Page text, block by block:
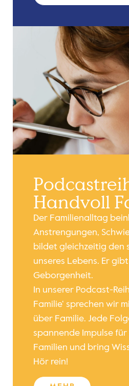
Handvoll
Der Familienalltag
Anstrengungen,
bildet gleichzeitig den
unseres Lebens. Er
Geborgenheit.
In unserer Podcast-
Familie‘ sprechen wir
über Familie. Jede
spannende Impulse
Familien und bring
Hör rein!